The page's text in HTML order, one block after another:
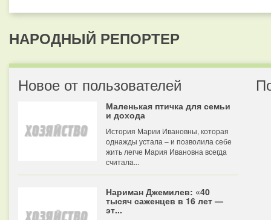
НАРОДНЫЙ РЕПОРТЕР
Новое от пользователей
Маленькая птичка для семьи
и дохода
История Марии Ивановны, которая
однажды устала – и позволила себе
жить легче Мария Ивановна всегда
считала...
Нариман Джемилев: «40
тысяч саженцев в 16 лет —
эт...